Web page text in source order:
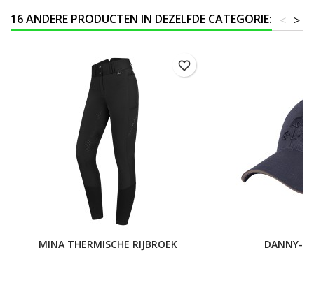
16 ANDERE PRODUCTEN IN DEZELFDE CATEGORIE: >
<
MINA THERMISCHE RIJBROEK
favorite_border
DANNY-